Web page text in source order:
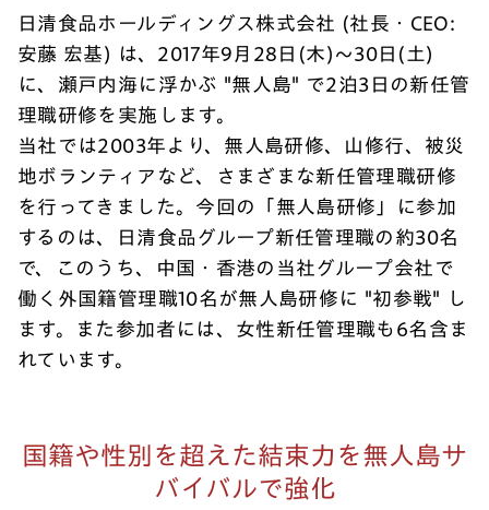
日清食品ホールディングス株式会社 (社長・CEO:
安藤 宏基) は、2017年9月28日(木)～30日(土)
に、瀬戸内海に浮かぶ "無人島" で2泊3日の新任管
理職研修を実施します。
当社では2003年より、無人島研修、山修行、被災
地ボランティアなど、さまざまな新任管理職研修
を行ってきました。今回の「無人島研修」に参加
するのは、日清食品グループ新任管理職の約30名
で、このうち、中国・香港の当社グループ会社で
働く外国籍管理職10名が無人島研修に "初参戦" し
ます。また参加者には、女性新任管理職も6名含ま
れています。
国籍や性別を超えた結束力を無人島サ
バイバルで強化